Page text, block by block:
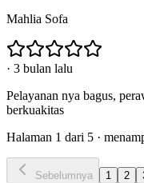
Mahlia Sofa
· 3 bulan lalu
Pelayanan nya bagus,
berkuakitas
Halaman 1 dari 5 ·
Sebelumnya 1 2